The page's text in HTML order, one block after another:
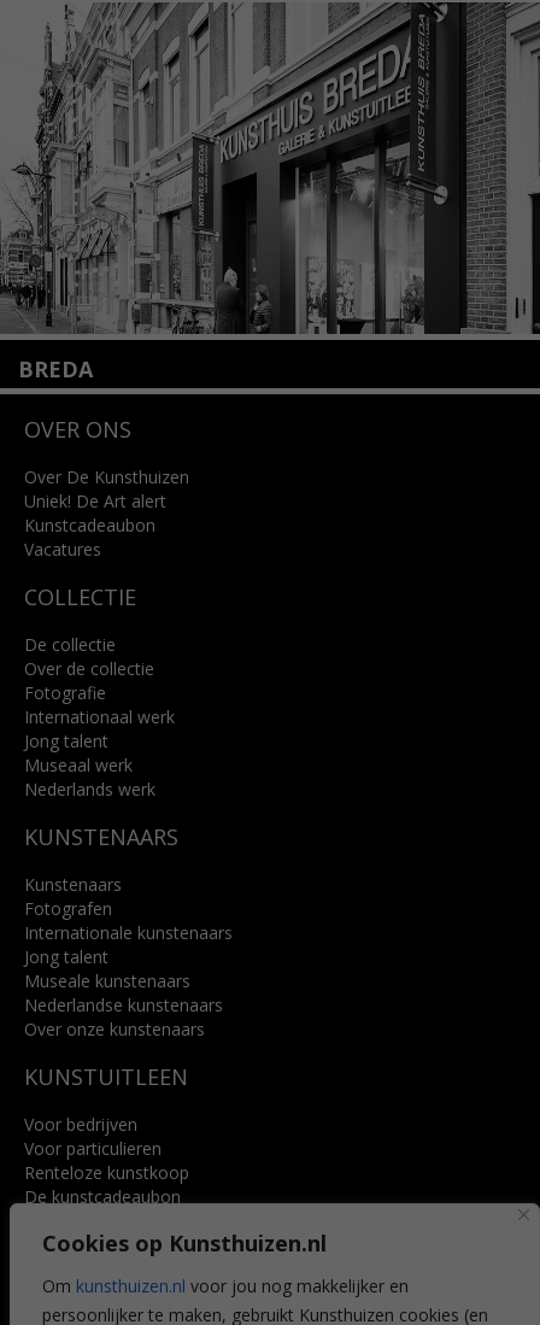
Cookies op Kunsthuizen.nl
Om kunsthuizen.nl voor jou nog makkelijker en
persoonlijker te maken, gebruikt Kunsthuizen cookies (en
Amstelveenseweg 135
1075 VX Amsterdam
+31 (0)20 2332546
info@kunsthuisamsterdam.nl
Lees meer
BREDA
4818 SB Breda
info@kunsthuisbreda.nl
Lees meer
OVER ONS
Over De Kunsthuizen
Uniek! De Art alert
Kunstcadeaubon
Vacatures
COLLECTIE
De collectie
Over de collectie
Fotografie
Internationaal werk
Jong talent
Museaal werk
Nederlands werk
KUNSTENAARS
Kunstenaars
Fotografen
Internationale kunstenaars
Jong talent
Museale kunstenaars
Nederlandse kunstenaars
Over onze kunstenaars
KUNSTUITLEEN
Voor bedrijven
Voor particulieren
Renteloze kunstkoop
De kunstcadeaubon
Voordelen
Veelgestelde vragen